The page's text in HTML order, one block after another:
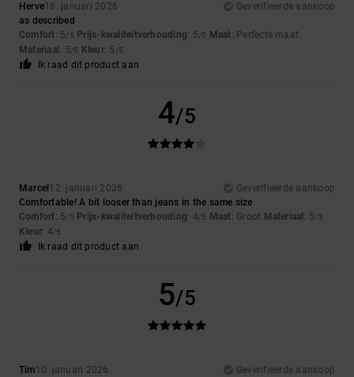
Herve18. januari 2026
Geverifieerde aankoop
as described
Comfort: 5/5 Prijs-kwaliteitverhouding: 5/5 Maat: Perfecte maat
Materiaal : 5/5 Kleur: 5 /5
Ik raad dit product aan
4/5
Marcel 12. januari 2026
Geverifieerde aankoop
Comfortable! A bit looser than jeans in the same size
Comfort: 5/5 Prijs-kwaliteitverhouding: 4/5 Maat: Groot Materiaal : 5/5
Kleur: 4/5
Ik raad dit product aan
5/5
Tim10. januari 2026
Geverifieerde aankoop